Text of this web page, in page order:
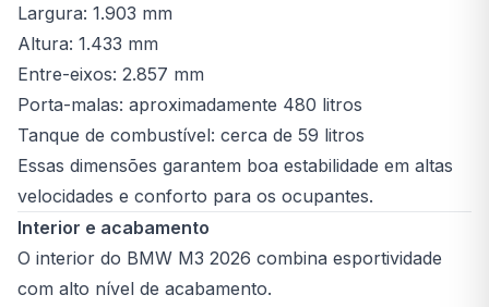
Largura: 1.903 mm
Altura: 1.433 mm
Entre-eixos: 2.857 mm
Porta-malas: aproximadamente 480 litros
Tanque de combustível: cerca de 59 litros
Essas dimensões garantem boa estabilidade em altas
velocidades e conforto para os ocupantes.
Interior e acabamento
O interior do BMW M3 2026 combina esportividade
com alto nível de acabamento.